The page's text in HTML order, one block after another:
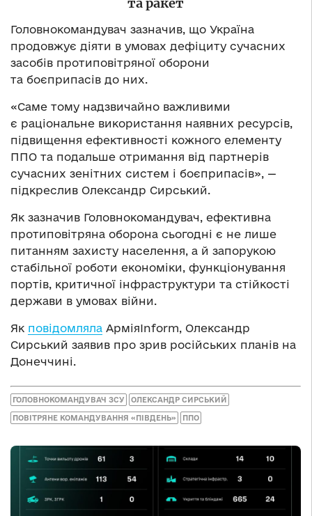
Головнокомандувач зазначив, що Україна
продовжує діяти в умовах дефіциту сучасних
засобів протиповітряної оборони
та боєприпасів до них.
«Саме тому надзвичайно важливими
є раціональне використання наявних ресурсів,
підвищення ефективності кожного елементу
ППО та подальше отримання від партнерів
сучасних зенітних систем і боєприпасів», —
підкреслив Олександр Сирський.
Як зазначив Головнокомандувач, ефективна
протиповітряна оборона сьогодні є не лише
питанням захисту населення, а й запорукою
стабільної роботи економіки, функціонування
портів, критичної інфраструктури та стійкості
держави в умовах війни.
Як повідомляла АрміяInform, Олександр
Сирський заявив про зрив російських планів на
Донеччині.
ГОЛОВНОКОМАНДУВАЧ ЗСУ ОЛЕКСАНДР СИРСЬКИЙ
ПОВІТРЯНЕ КОМАНДУВАННЯ «ПІВДЕНЬ» ППО